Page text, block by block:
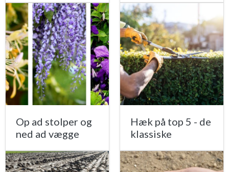
Op ad stolper og
ned ad vægge
Hæk på top 5 - de
klassiske